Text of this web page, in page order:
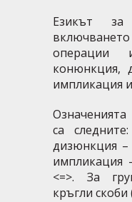
Езикът за
операции
конюнкция,
импликация
са
дизюнкция
импликация
<=>. За
кръгли скоби